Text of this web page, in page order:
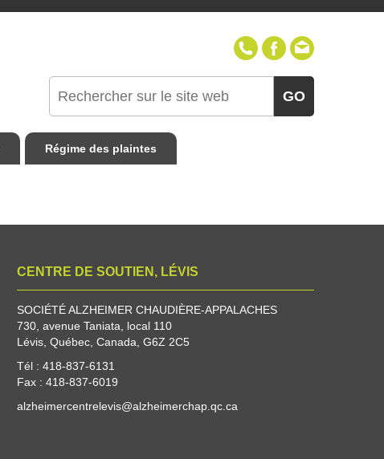
418-387-1230 (sans
GO
Régime des plaintes
CENTRE DE SOUTIEN, LÉVIS
SOCIÉTÉ ALZHEIMER CHAUDIÈRE-APPALACHES
730, avenue Taniata, local 110
Lévis, Québec, Canada, G6Z 2C5
Tél : 418-837-6131
Fax : 418-837-6019
alzheimercentrelevis@alzheimerchap.qc.ca